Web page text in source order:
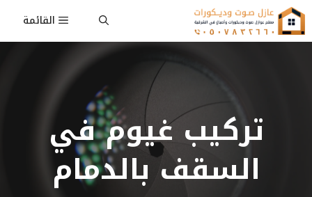
انتقل
إلى
المحتوى
القائمة
تركيب غيوم في
السقف بالدمام